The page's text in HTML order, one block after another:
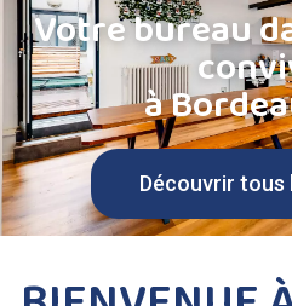
Votre bureau
à
Découvrir tous